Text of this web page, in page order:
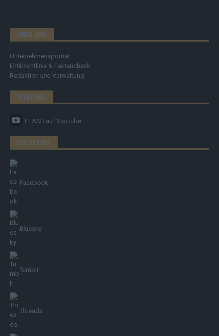
ÜBER UNS
Unternehmensporträt
Ehtikrichtlinie & Faktencheck
Redaktion und Verwaltung
YOUTUBE
FLASH auf YouTube
FOLGE UNS
Facebook
Bluesky
Tumblr
Threads